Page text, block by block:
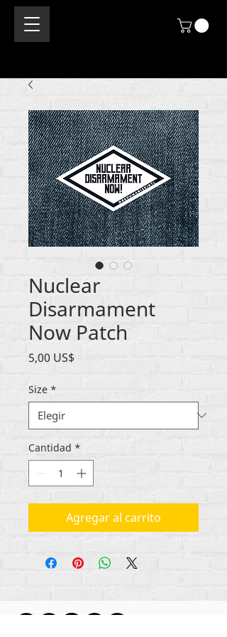
Nuclear
Disarmament
Now Patch
5,00 US$
Size *
Cantidad *
Agregar al carrito